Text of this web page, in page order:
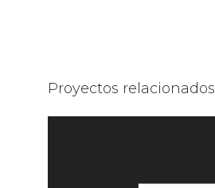
Proyectos relacionados